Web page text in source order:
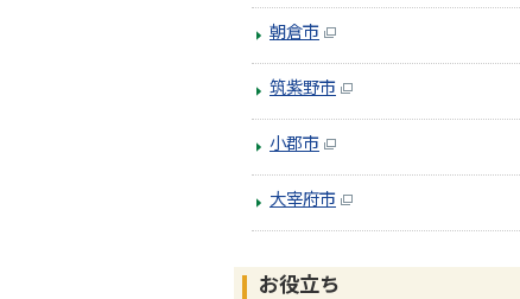
朝倉市
筑紫野市
小郡市
大宰府市
お役立ち